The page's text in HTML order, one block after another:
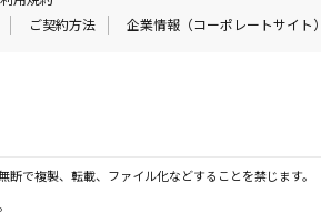
ご契約方法 企業情報（コーポレートサイト）
で複製、転載、ファイル化などすることを禁じます。